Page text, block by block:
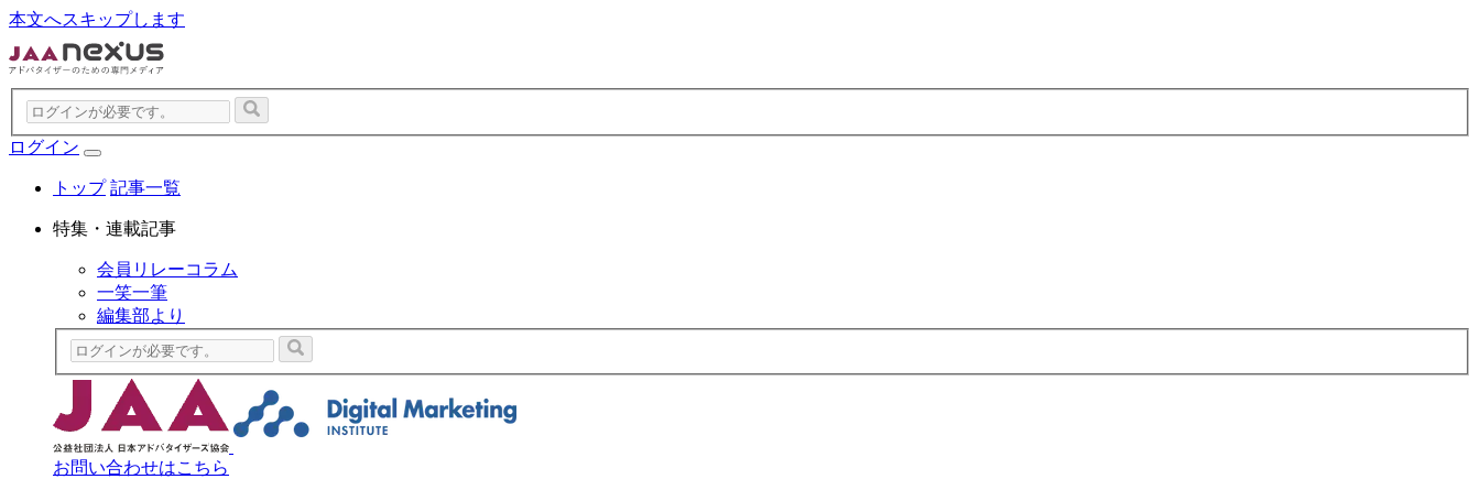
本文へスキップします
ログイン
トップ 記事一覧
特集・連載記事
会員リレーコラム
一笑一筆
編集部より
お問い合わせはこちら